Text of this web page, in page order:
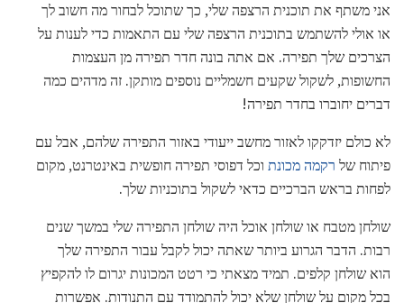
אני משתף את תוכנית הרצפה שלי, כך שתוכל לבחור מה חשוב לך
או אולי להשתמש בתוכנית הרצפה שלי עם התאמות כדי לענות על
הצרכים שלך תפירה. אם אתה בונה חדר תפירה מן העצמות
החשופות, לשקול שקעים חשמליים נוספים מותקן. זה מדהים כמה
דברים יחוברו בחדר תפירה!
לא כולם יזדקקו לאזור מחשב ייעודי באזור התפירה שלהם, אבל עם
פיתוח של רקמה מכונת וכל דפוסי תפירה חופשית באינטרנט, מקום
לפחות בראש הברכיים כדאי לשקול בתוכניות שלך.
שולחן מטבח או שולחן אוכל היה שולחן התפירה שלי במשך שנים
רבות. הדבר הגרוע ביותר שאתה יכול לקבל עבור התפירה שלך
הוא שולחן קלפים. תמיד מצאתי כי רטט המכונות יגרום לו להקפיץ
בכל מקום על שולחן שלא יכול להתמודד עם התנודות. אפשרות